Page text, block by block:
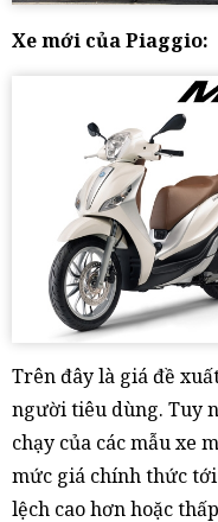
Xe mới của Piaggio:
Trên đây là giá đề
người tiêu dùng. Tuy
chạy của các mẫu xe
mức giá chính thức
lệch cao hơn hoặc